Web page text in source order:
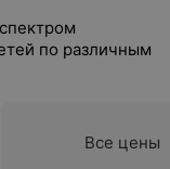
по различным
Все цены